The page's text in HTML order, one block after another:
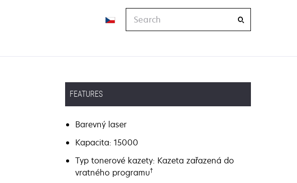
FEATURES
Barevný laser
Kapacita: 15000
Typ tonerové kazety: Kazeta zařazená do
vratného programu†